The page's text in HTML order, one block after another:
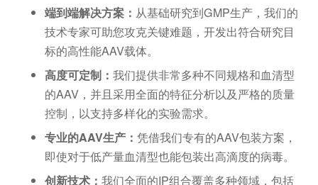
端到端解决方案： 从基础研究到GMP生产，我们的
技术专家可助您攻克关键难题，开发出符合研究目
标的高性能AAV载体。
高度可定制： 我们提供非常多种不同规格和血清型
的AAV，并且采用全面的特征分析以及严格的质量
控制，以支持多样化的实验需求。
专业的AAV生产： 凭借我们专有的AAV包装方案，
即使对于低产量血清型也能包装出高滴度的病毒。
创新技术： 我们全面的IP组合覆盖多种领域，包括